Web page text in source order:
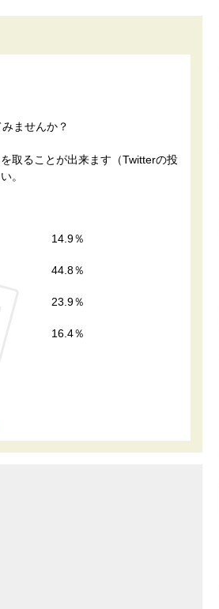
ませんか？
取ることが出来ます（Twitterの投
。
14.9％
44.8％
23.9％
16.4％